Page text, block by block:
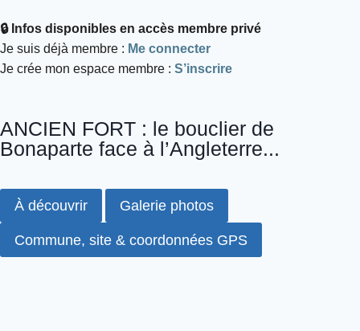
🔒 Infos disponibles en accès membre privé
Je suis déjà membre : Me connecter
Je crée mon espace membre : S’inscrire
ANCIEN FORT : le bouclier de
Bonaparte face à l’Angleterre...
À découvrir Galerie photos
Commune, site & coordonnées GPS